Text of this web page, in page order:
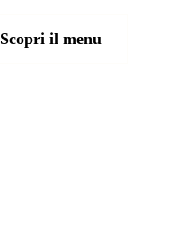
Scopri il menu